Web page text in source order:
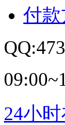
付
24小